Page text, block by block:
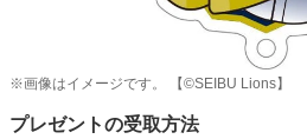
※画像はイメージです。 【©SEIBU Lions】
プレゼントの受取方法